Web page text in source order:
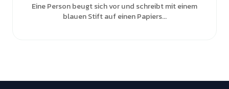
Eine Person beugt sich vor und schreibt mit einem
blauen Stift auf einen Papiers...